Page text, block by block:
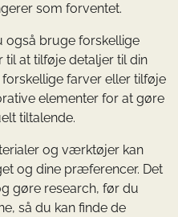
som forventet.
også bruge forskellige
at tilføje detaljer til din
forskellige farver eller tilføje
elementer for at gøre
tiltalende.
og værktøjer kan
og dine præferencer. Det
gøre research, før du
så du kan finde de